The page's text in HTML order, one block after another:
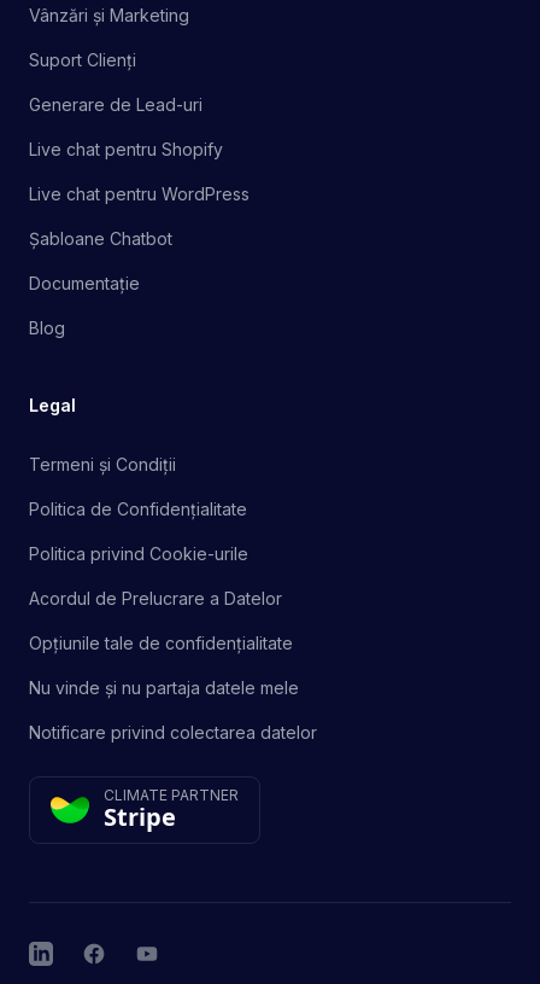
Vânzări și Marketing
Suport Clienți
Generare de Lead-uri
Live chat pentru Shopify
Live chat pentru WordPress
Șabloane Chatbot
Documentație
Blog
Legal
Termeni și Condiții
Politica de Confidențialitate
Politica privind Cookie-urile
Acordul de Prelucrare a Datelor
Opțiunile tale de confidențialitate
Nu vinde și nu partaja datele mele
Notificare privind colectarea datelor
CLIMATE PARTNER
Stripe
LinkedInFacebookYouTube